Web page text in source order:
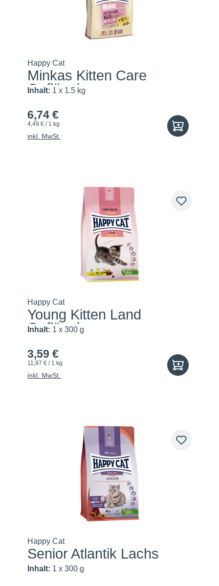
Happy Cat
Minkas Kitten Care
Geflügel
Inhalt: 1 x 1.5 kg
6,74 €
4,49 € / 1 kg
inkl. MwSt.
Happy Cat
Young Kitten Land
Geflügel
Inhalt: 1 x 300 g
3,59 €
11,97 € / 1 kg
inkl. MwSt.
Happy Cat
Senior Atlantik Lachs
Inhalt: 1 x 300 g